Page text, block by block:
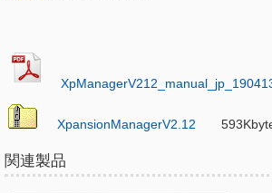
XpansionManagerV2.12
関連製品